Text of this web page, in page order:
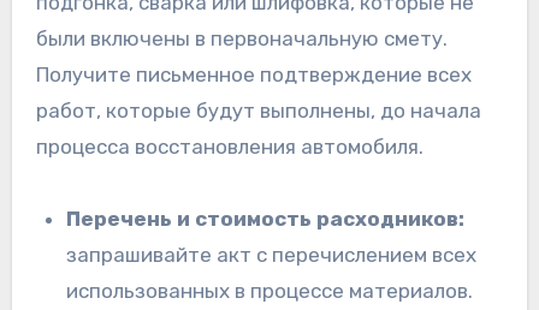
были включены в первоначальную смету.
Получите письменное подтверждение всех
работ, которые будут выполнены, до начала
процесса восстановления автомобиля.
Перечень и стоимость расходников:
запрашивайте акт с перечислением всех
использованных в процессе материалов.